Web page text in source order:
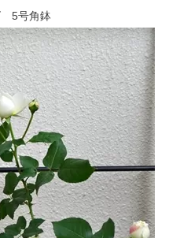
5号角鉢